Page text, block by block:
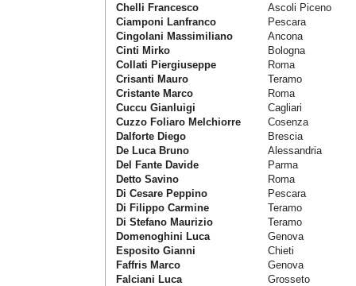
Chelli Francesco
Ascoli Piceno
Ciamponi Lanfranco
Pescara
Cingolani Massimiliano
Ancona
Cinti Mirko
Bologna
Collati Piergiuseppe
Roma
Crisanti Mauro
Teramo
Cristante Marco
Roma
Cuccu Gianluigi
Cagliari
Cuzzo Foliaro Melchiorre
Cosenza
Dalforte Diego
Brescia
De Luca Bruno
Alessandria
Del Fante Davide
Parma
Detto Savino
Roma
Di Cesare Peppino
Pescara
Di Filippo Carmine
Teramo
Di Stefano Maurizio
Teramo
Domenoghini Luca
Genova
Esposito Gianni
Chieti
Faffris Marco
Genova
Falciani Luca
Grosseto